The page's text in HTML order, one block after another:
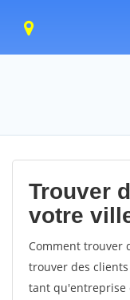
Trouver
votre
Comment trouver
trouver des
tant qu'entreprise